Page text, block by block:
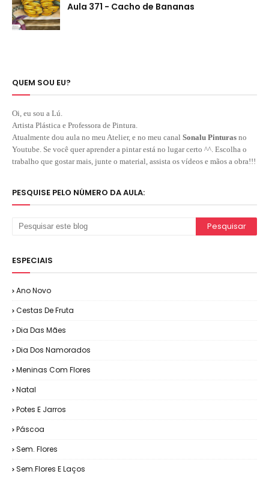
Aula 371 - Cacho de Bananas
QUEM SOU EU?
Oi, eu sou a Lú.
Artista Plástica e Professora de Pintura.
Atualmente dou aula no meu Atelier, e no meu canal Sonalu Pinturas no
Youtube. Se você quer aprender a pintar está no lugar certo ^^. Escolha o
trabalho que gostar mais, junte o material, assista os vídeos e mãos a obra!!!
PESQUISE PELO NÚMERO DA AULA:
ESPECIAIS
Ano Novo
Cestas De Fruta
Dia Das Mães
Dia Dos Namorados
Meninas Com Flores
Natal
Potes E Jarros
Páscoa
Sem. Flores
Sem.Flores E Laços